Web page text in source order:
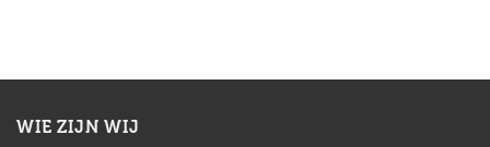
WIE ZIJN WIJ